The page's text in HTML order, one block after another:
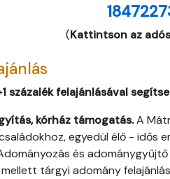
(Kattintson az
százalék felajánlásával
kórház támogatás.A
egyedül élő - idős
és
mellett tárgyi adomány